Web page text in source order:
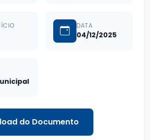
DATA
04/12/2025
do Documento